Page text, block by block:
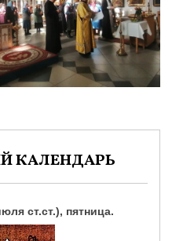
КАЛЕНДАРЬ
ст.ст.), пятница.